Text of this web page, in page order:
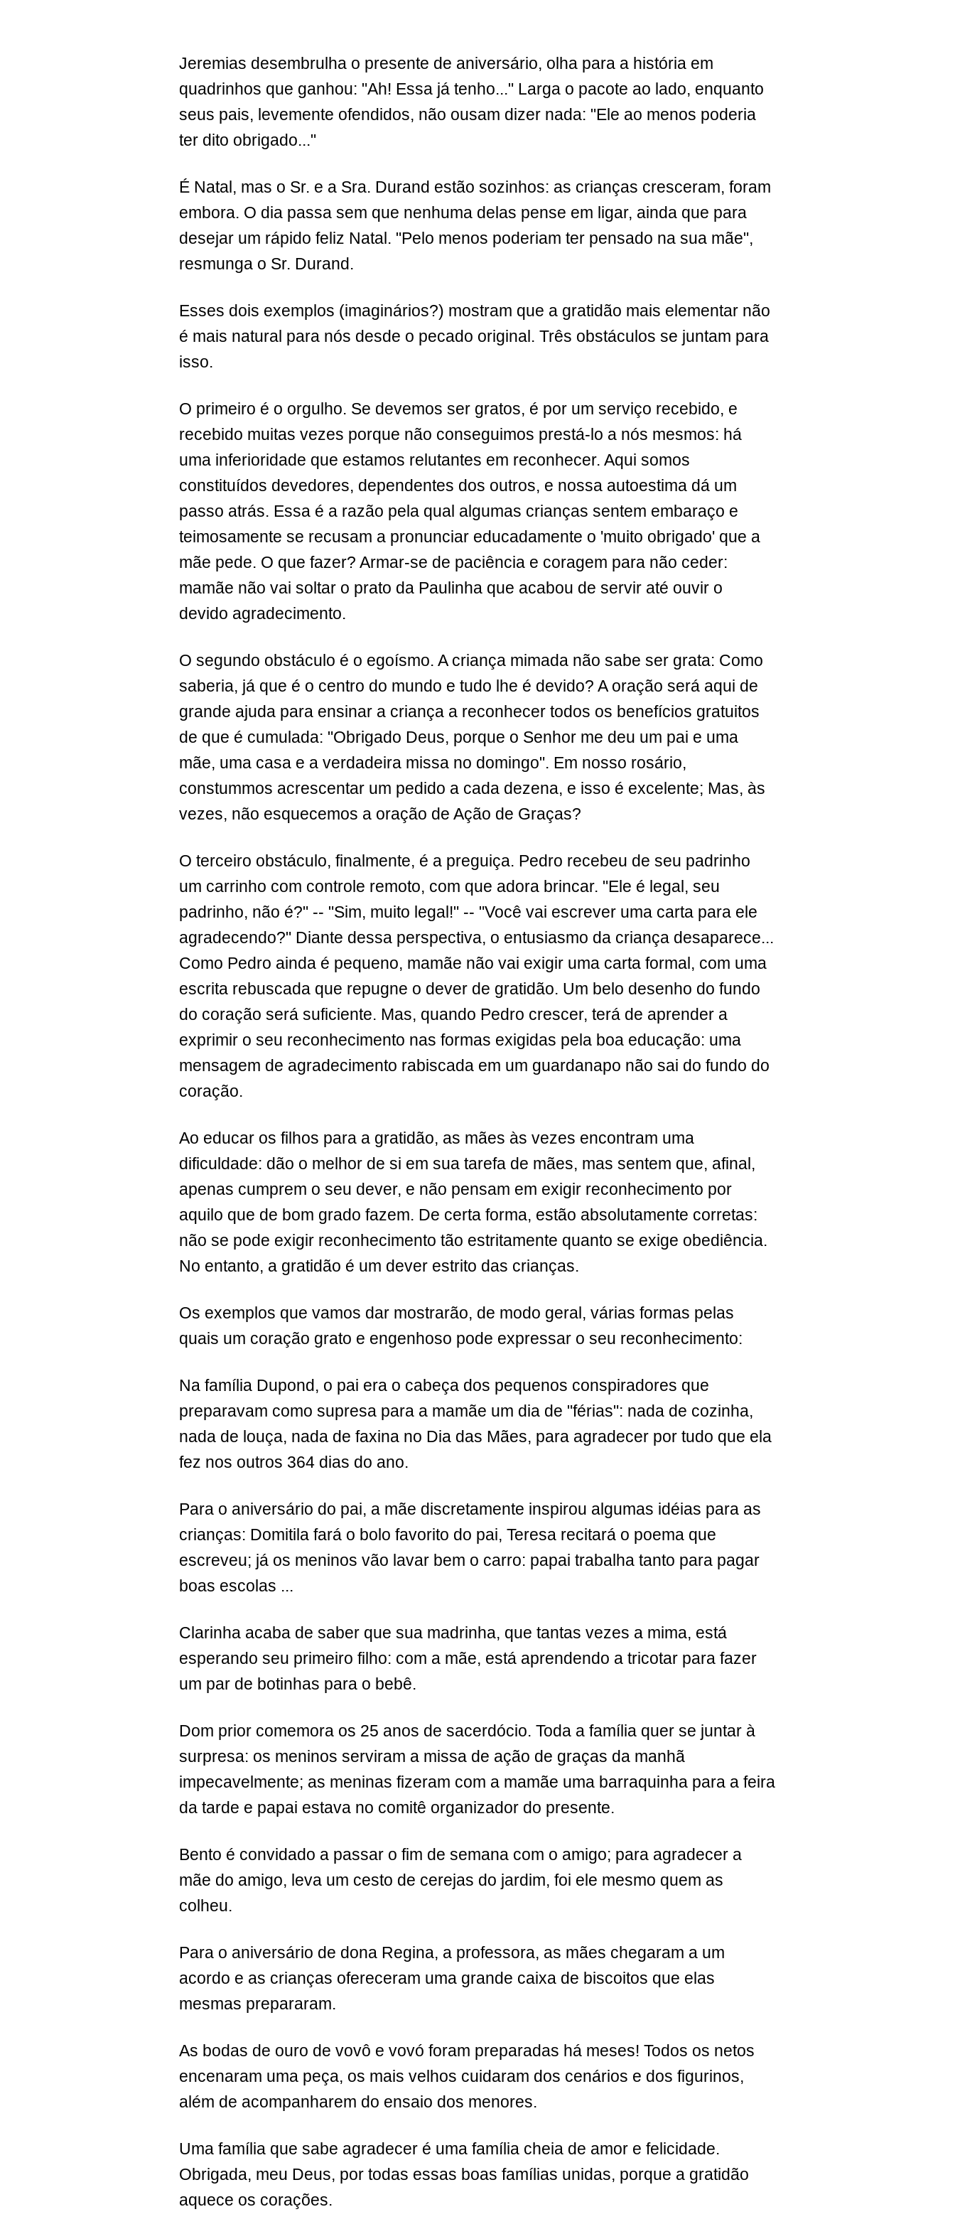
Jeremias desembrulha o presente de aniversário, olha para a história em
quadrinhos que ganhou: "Ah! Essa já tenho..." Larga o pacote ao lado, enquanto
seus pais, levemente ofendidos, não ousam dizer nada: "Ele ao menos poderia
ter dito obrigado..."
É Natal, mas o Sr. e a Sra. Durand estão sozinhos: as crianças cresceram, foram
embora. O dia passa sem que nenhuma delas pense em ligar, ainda que para
desejar um rápido feliz Natal. "Pelo menos poderiam ter pensado na sua mãe",
resmunga o Sr. Durand.
Esses dois exemplos (imaginários?) mostram que a gratidão mais elementar não
é mais natural para nós desde o pecado original. Três obstáculos se juntam para
isso.
O primeiro é o orgulho. Se devemos ser gratos, é por um serviço recebido, e
recebido muitas vezes porque não conseguimos prestá-lo a nós mesmos: há
uma inferioridade que estamos relutantes em reconhecer. Aqui somos
constituídos devedores, dependentes dos outros, e nossa autoestima dá um
passo atrás. Essa é a razão pela qual algumas crianças sentem embaraço e
teimosamente se recusam a pronunciar educadamente o 'muito obrigado' que a
mãe pede. O que fazer? Armar-se de paciência e coragem para não ceder:
mamãe não vai soltar o prato da Paulinha que acabou de servir até ouvir o
devido agradecimento.
O segundo obstáculo é o egoísmo. A criança mimada não sabe ser grata: Como
saberia, já que é o centro do mundo e tudo lhe é devido? A oração será aqui de
grande ajuda para ensinar a criança a reconhecer todos os benefícios gratuitos
de que é cumulada: "Obrigado Deus, porque o Senhor me deu um pai e uma
mãe, uma casa e a verdadeira missa no domingo". Em nosso rosário,
constummos acrescentar um pedido a cada dezena, e isso é excelente; Mas, às
vezes, não esquecemos a oração de Ação de Graças?
O terceiro obstáculo, finalmente, é a preguiça. Pedro recebeu de seu padrinho
um carrinho com controle remoto, com que adora brincar. "Ele é legal, seu
padrinho, não é?" -- "Sim, muito legal!" -- "Você vai escrever uma carta para ele
agradecendo?" Diante dessa perspectiva, o entusiasmo da criança desaparece...
Como Pedro ainda é pequeno, mamãe não vai exigir uma carta formal, com uma
escrita rebuscada que repugne o dever de gratidão. Um belo desenho do fundo
do coração será suficiente. Mas, quando Pedro crescer, terá de aprender a
exprimir o seu reconhecimento nas formas exigidas pela boa educação: uma
mensagem de agradecimento rabiscada em um guardanapo não sai do fundo do
coração.
Ao educar os filhos para a gratidão, as mães às vezes encontram uma
dificuldade: dão o melhor de si em sua tarefa de mães, mas sentem que, afinal,
apenas cumprem o seu dever, e não pensam em exigir reconhecimento por
aquilo que de bom grado fazem. De certa forma, estão absolutamente corretas:
não se pode exigir reconhecimento tão estritamente quanto se exige obediência.
No entanto, a gratidão é um dever estrito das crianças.
Os exemplos que vamos dar mostrarão, de modo geral, várias formas pelas
quais um coração grato e engenhoso pode expressar o seu reconhecimento:
Na família Dupond, o pai era o cabeça dos pequenos conspiradores que
preparavam como supresa para a mamãe um dia de "férias": nada de cozinha,
nada de louça, nada de faxina no Dia das Mães, para agradecer por tudo que ela
fez nos outros 364 dias do ano.
Para o aniversário do pai, a mãe discretamente inspirou algumas idéias para as
crianças: Domitila fará o bolo favorito do pai, Teresa recitará o poema que
escreveu; já os meninos vão lavar bem o carro: papai trabalha tanto para pagar
boas escolas ...
Clarinha acaba de saber que sua madrinha, que tantas vezes a mima, está
esperando seu primeiro filho: com a mãe, está aprendendo a tricotar para fazer
um par de botinhas para o bebê.
Dom prior comemora os 25 anos de sacerdócio. Toda a família quer se juntar à
surpresa: os meninos serviram a missa de ação de graças da manhã
impecavelmente; as meninas fizeram com a mamãe uma barraquinha para a feira
da tarde e papai estava no comitê organizador do presente.
Bento é convidado a passar o fim de semana com o amigo; para agradecer a
mãe do amigo, leva um cesto de cerejas do jardim, foi ele mesmo quem as
colheu.
Para o aniversário de dona Regina, a professora, as mães chegaram a um
acordo e as crianças ofereceram uma grande caixa de biscoitos que elas
mesmas prepararam.
As bodas de ouro de vovô e vovó foram preparadas há meses! Todos os netos
encenaram uma peça, os mais velhos cuidaram dos cenários e dos figurinos,
além de acompanharem do ensaio dos menores.
Uma família que sabe agradecer é uma família cheia de amor e felicidade.
Obrigada, meu Deus, por todas essas boas famílias unidas, porque a gratidão
aquece os corações.